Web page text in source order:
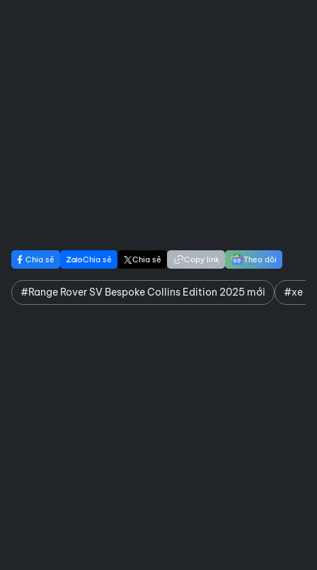
Chia sẻ Chia sẻ Chia sẻ Copy link Theo dõi
#Range Rover SV Bespoke Collins Edition 2025 mới #xe